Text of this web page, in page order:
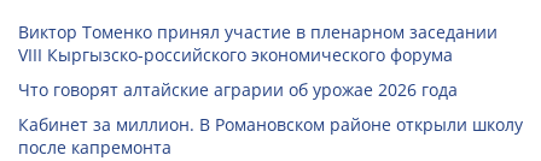
Виктор Томенко принял участие в пленарном заседании
VIII Кыргызско-российского экономического форума
Что говорят алтайские аграрии об урожае 2026 года
Кабинет за миллион. В Романовском районе открыли школу
после капремонта